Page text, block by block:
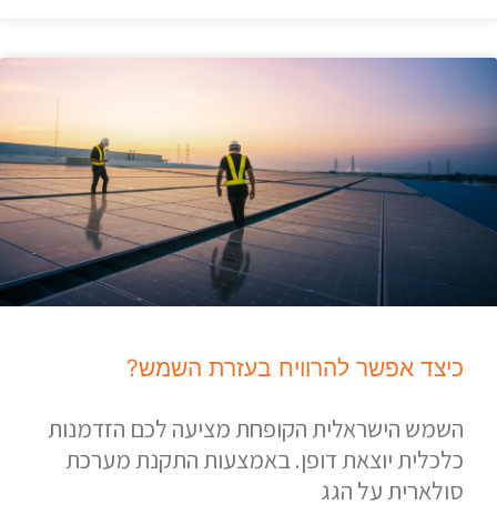
כיצד אפשר להרוויח בעזרת השמש?
השמש הישראלית הקופחת מציעה לכם הזדמנות
כלכלית יוצאת דופן. באמצעות התקנת מערכת
סולארית על הגג